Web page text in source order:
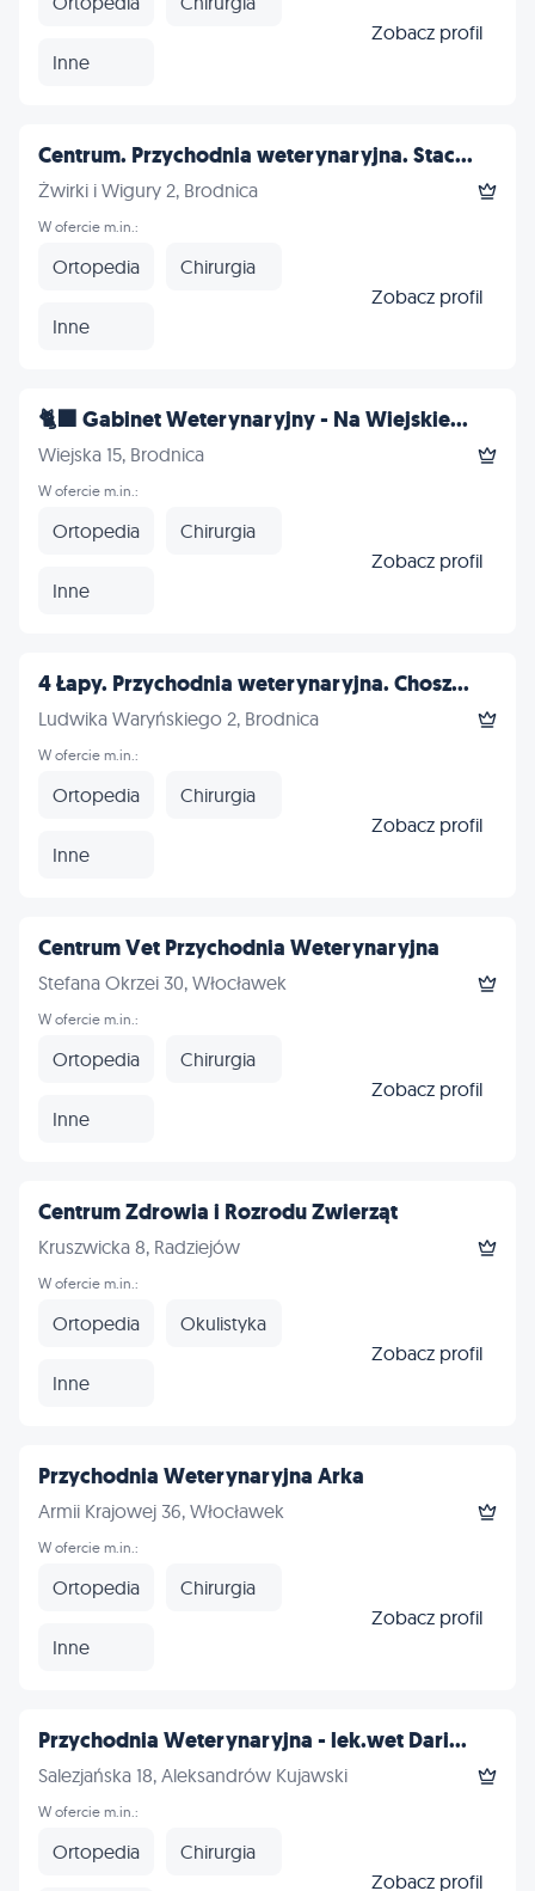
Inne
Zobacz profil
Centrum. Przychodnia weterynaryjna. Stac...
Żwirki i Wigury 2, Brodnica
W ofercie m.in.:
Ortopedia Chirurgia
Inne
Zobacz profil
🐈‍⬛ Gabinet Weterynaryjny - Na Wiejskie...
Wiejska 15, Brodnica
W ofercie m.in.:
Ortopedia Chirurgia
Inne
Zobacz profil
4 Łapy. Przychodnia weterynaryjna. Chosz...
Ludwika Waryńskiego 2, Brodnica
W ofercie m.in.:
Ortopedia Chirurgia
Inne
Zobacz profil
Centrum Vet Przychodnia Weterynaryjna
Stefana Okrzei 30, Włocławek
W ofercie m.in.:
Ortopedia Chirurgia
Inne
Zobacz profil
Centrum Zdrowia i Rozrodu Zwierząt
Kruszwicka 8, Radziejów
W ofercie m.in.:
Ortopedia Okulistyka
Inne
Zobacz profil
Przychodnia Weterynaryjna Arka
Armii Krajowej 36, Włocławek
W ofercie m.in.:
Ortopedia Chirurgia
Inne
Zobacz profil
Przychodnia Weterynaryjna - lek.wet Dari...
Salezjańska 18, Aleksandrów Kujawski
W ofercie m.in.:
Ortopedia Chirurgia
Zobacz profil